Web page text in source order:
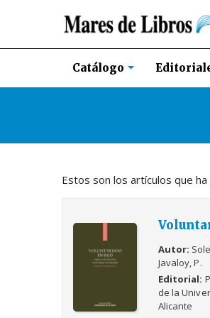
Catálogo
Estos son los artículos que ha
Autor
Javaloy, P.
Editorial
de la
Alicante